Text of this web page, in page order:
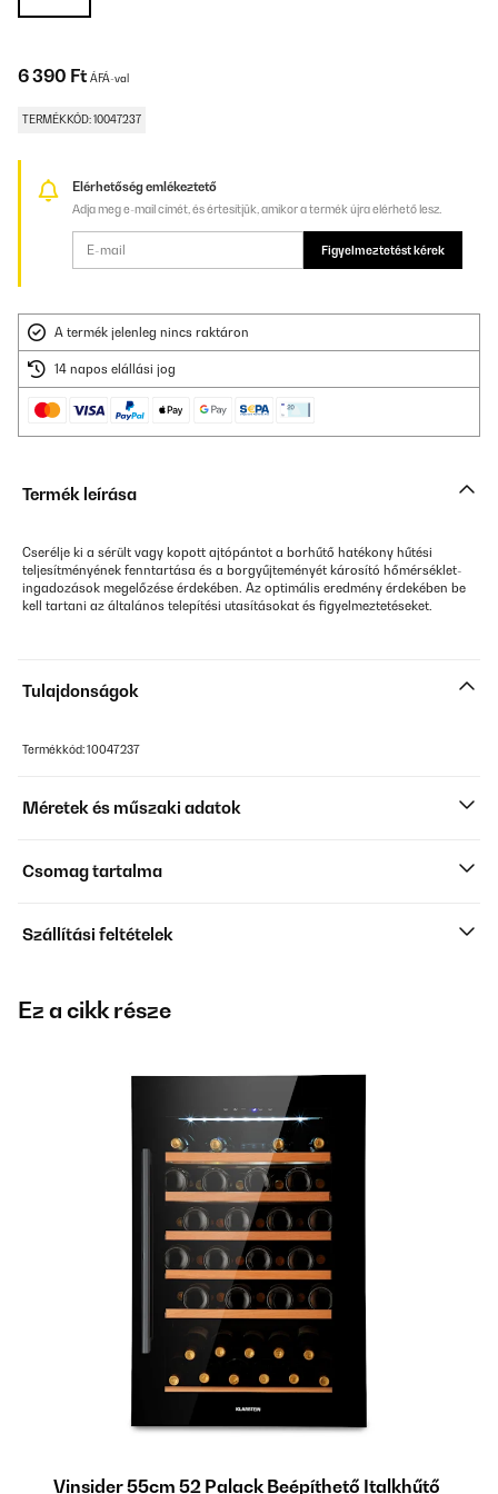
6 390 Ft ÁFÁ-val
TERMÉKKÓD: 10047237
Elérhetőség emlékeztető
Adja meg e-mail címét, és értesítjük, amikor a termék újra elérhető lesz.
Figyelmeztetést kérek
A termék jelenleg nincs raktáron
14 napos elállási jog
Termék leírása
Cserélje ki a sérült vagy kopott ajtópántot a borhűtő hatékony hűtési
teljesítményének fenntartása és a borgyűjteményét károsító hőmérséklet-
ingadozások megelőzése érdekében. Az optimális eredmény érdekében be
kell tartani az általános telepítési utasításokat és figyelmeztetéseket.
Tulajdonságok
Termékkód: 10047237
Méretek és műszaki adatok
Csomag tartalma
Szállítási feltételek
Ez a cikk része
Vinsider 55cm 52 Palack Beépíthető Italkhűtő